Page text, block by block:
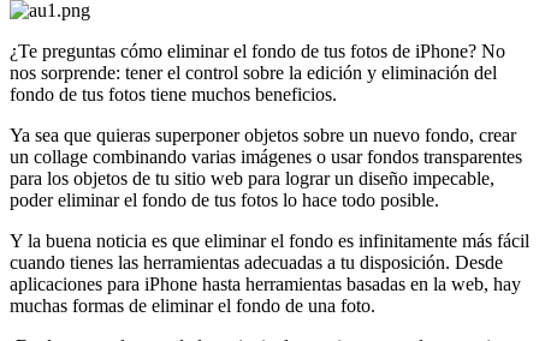
¿Te preguntas cómo eliminar el fondo de tus fotos de iPhone? No
nos sorprende: tener el control sobre la edición y eliminación del
fondo de tus fotos tiene muchos beneficios.
Ya sea que quieras superponer objetos sobre un nuevo fondo, crear
un collage combinando varias imágenes o usar fondos transparentes
para los objetos de tu sitio web para lograr un diseño impecable,
poder eliminar el fondo de tus fotos lo hace todo posible.
Y la buena noticia es que eliminar el fondo es infinitamente más fácil
cuando tienes las herramientas adecuadas a tu disposición. Desde
aplicaciones para iPhone hasta herramientas basadas en la web, hay
muchas formas de eliminar el fondo de una foto.